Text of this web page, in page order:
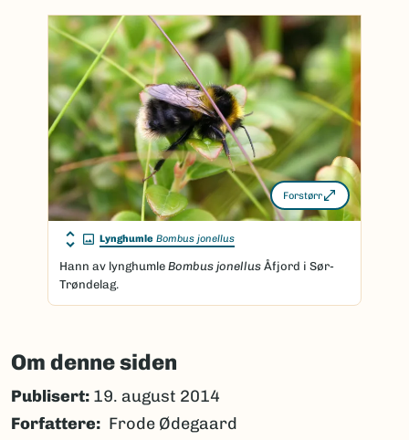
Forstørr
Lynghumle Bombus jonellus
Hann av lynghumle Bombus jonellus Åfjord i Sør-
Trøndelag.
Om denne siden
Publisert: 19. august 2014
Forfattere
Frode Ødegaard